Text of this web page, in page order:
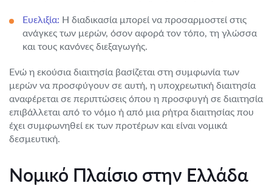
Ευελιξία: Η διαδικασία μπορεί να προσαρμοστεί στις
ανάγκες των μερών, όσον αφορά τον τόπο, τη γλώσσα
και τους κανόνες διεξαγωγής.
Ενώ η εκούσια διαιτησία βασίζεται στη συμφωνία των
μερών να προσφύγουν σε αυτή, η υποχρεωτική διαιτησία
αναφέρεται σε περιπτώσεις όπου η προσφυγή σε διαιτησία
επιβάλλεται από το νόμο ή από μια ρήτρα διαιτησίας που
έχει συμφωνηθεί εκ των προτέρων και είναι νομικά
δεσμευτική.
Νομικό Πλαίσιο στην Ελλάδα